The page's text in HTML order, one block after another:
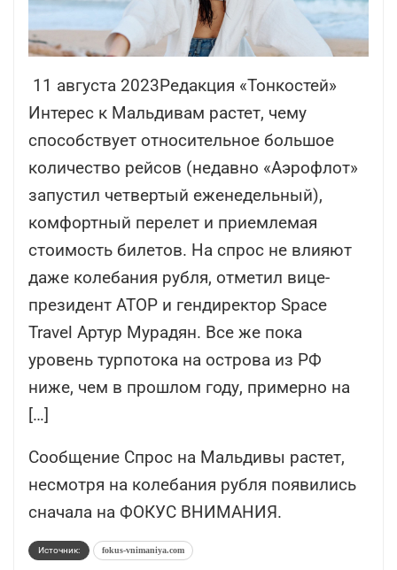
11 августа 2023Редакция «Тонкостей»
Интерес к Мальдивам растет, чему
способствует относительное большое
количество рейсов (недавно «Аэрофлот»
запустил четвертый еженедельный),
комфортный перелет и приемлемая
стоимость билетов. На спрос не влияют
даже колебания рубля, отметил вице-
президент АТОР и гендиректор Space
Travel Артур Мурадян. Все же пока
уровень турпотока на острова из РФ
ниже, чем в прошлом году, примерно на
[…]
Сообщение Спрос на Мальдивы растет,
несмотря на колебания рубля появились
сначала на ФОКУС ВНИМАНИЯ.
Источник: fokus-vnimaniya.com